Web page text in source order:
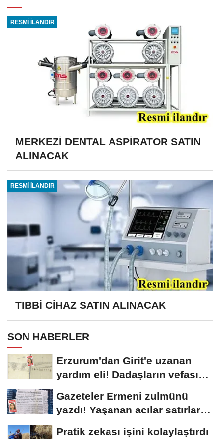
RESMİ İLANDIR
MERKEZİ DENTAL ASPİRATÖR SATIN
ALINACAK
RESMİ İLANDIR
TIBBİ CİHAZ SATIN ALINACAK
SON HABERLER
Erzurum'dan Girit'e uzanan
yardım eli! Dadaşların vefası
Gazeteler Ermeni zulmünü
yazdı! Yaşanan acılar satırlara
Pratik zekası işini kolaylaştırdı